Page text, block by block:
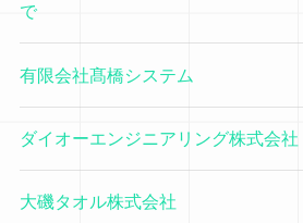
で
有限会社髙橋システム
ダイオーエンジニアリング株式会社
大磯タオル株式会社